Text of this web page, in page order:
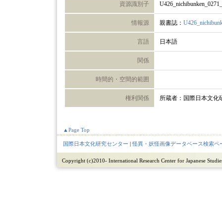
資源識別子
情報源 親書誌：
言語 日本語
関係
時間的・空間的範囲
権利関係 所蔵者：国際日本文化
▲Page Top
国際日本文化研究センター |怪異・妖怪画像データベース検索ペ
Copyright (c)2010- International Research Center for Japanese